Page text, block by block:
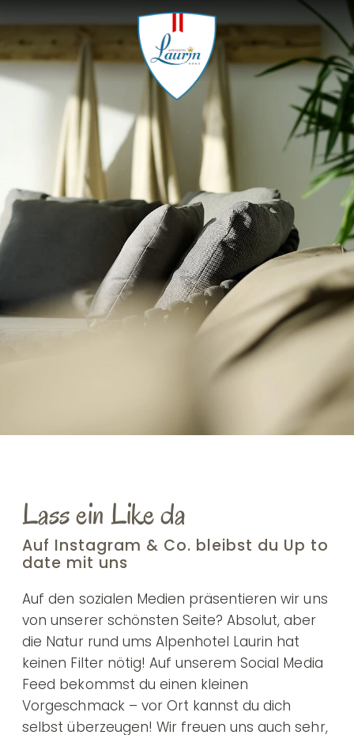
Lass ein Like da
Auf Instagram & Co. bleibst du Up to
date mit uns
Auf den sozialen Medien präsentieren wir uns
von unserer schönsten Seite? Absolut, aber
die Natur rund ums Alpenhotel Laurin hat
keinen Filter nötig! Auf unserem Social Media
Feed bekommst du einen kleinen
Vorgeschmack – vor Ort kannst du dich
selbst überzeugen! Wir freuen uns auch sehr,